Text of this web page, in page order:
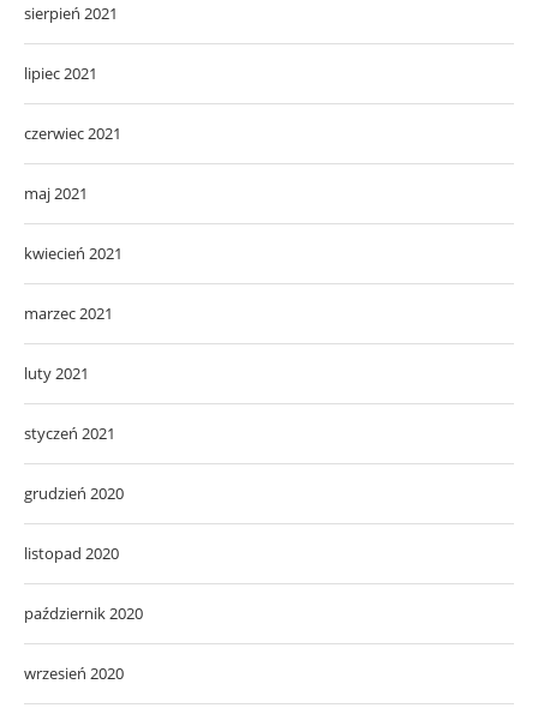
sierpień 2021
lipiec 2021
czerwiec 2021
maj 2021
kwiecień 2021
marzec 2021
luty 2021
styczeń 2021
grudzień 2020
listopad 2020
październik 2020
wrzesień 2020